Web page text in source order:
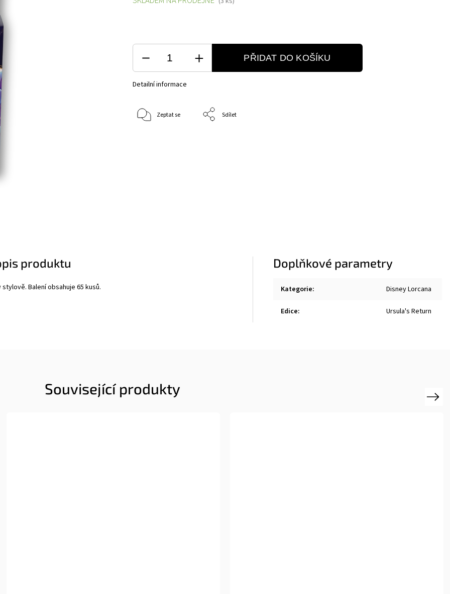
PŘIDAT DO KOŠÍKU
Detailní informace
Zeptat se Sdílet
produktu
Balení obsahuje 65 kusů.
Doplňkové parametry
Kategorie: Disney Lorcana
Edice: Ursula's Return
Související produkty Next